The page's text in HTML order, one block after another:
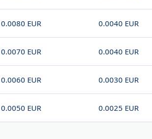
0.0080 EUR 0.0040 EUR
0.0070 EUR 0.0040 EUR
0.0060 EUR 0.0030 EUR
0.0050 EUR 0.0025 EUR